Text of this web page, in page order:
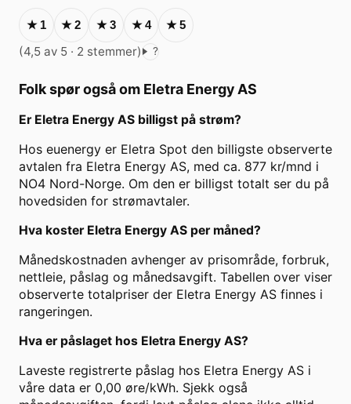
★ 1 ★2 ★3 ★4 ★5
(4,5 av 5 · 2 stemmer) ?
Folk spør også om Eletra Energy AS
Er Eletra Energy AS billigst på strøm?
Hos euenergy er Eletra Spot den billigste observerte
avtalen fra Eletra Energy AS, med ca. 877 kr/mnd i
NO4 Nord-Norge. Om den er billigst totalt ser du på
hovedsiden for strømavtaler.
Hva koster Eletra Energy AS per måned?
Månedskostnaden avhenger av prisområde, forbruk,
nettleie, påslag og månedsavgift. Tabellen over viser
observerte totalpriser der Eletra Energy AS finnes i
rangeringen.
Hva er påslaget hos Eletra Energy AS?
Laveste registrerte påslag hos Eletra Energy AS i
våre data er 0,00 øre/kWh. Sjekk også